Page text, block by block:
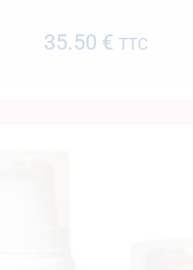
35.50 € TTC